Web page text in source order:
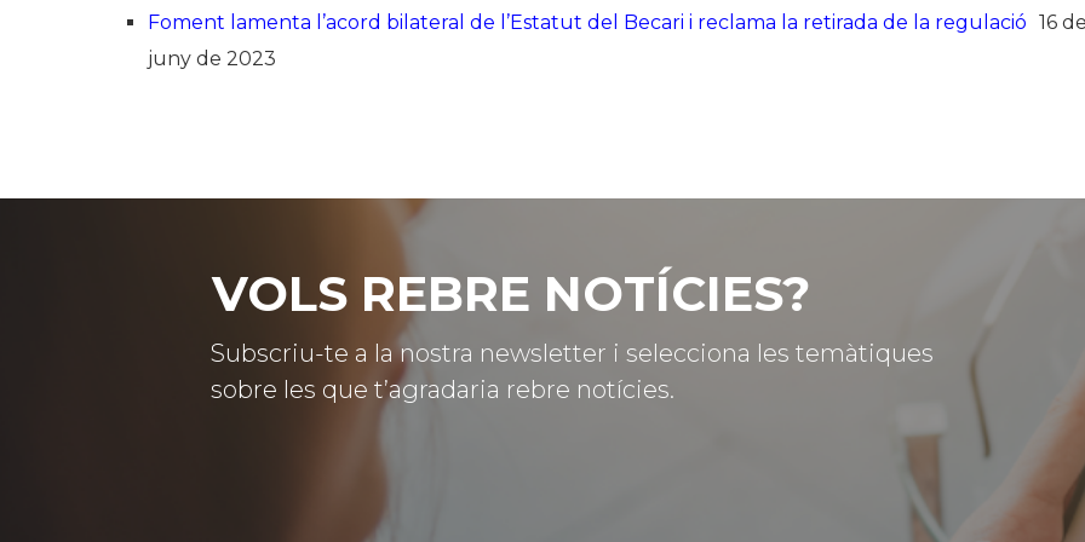
Foment lamenta l’acord bilateral de l’Estatut del Becari i reclama la retirada de la regulació 16
juny de 2023
VOLS REBRE NOTÍCIES?
Subscriu-te a la nostra newsletter i selecciona les temàtiques
sobre les que t’agradaria rebre notícies.